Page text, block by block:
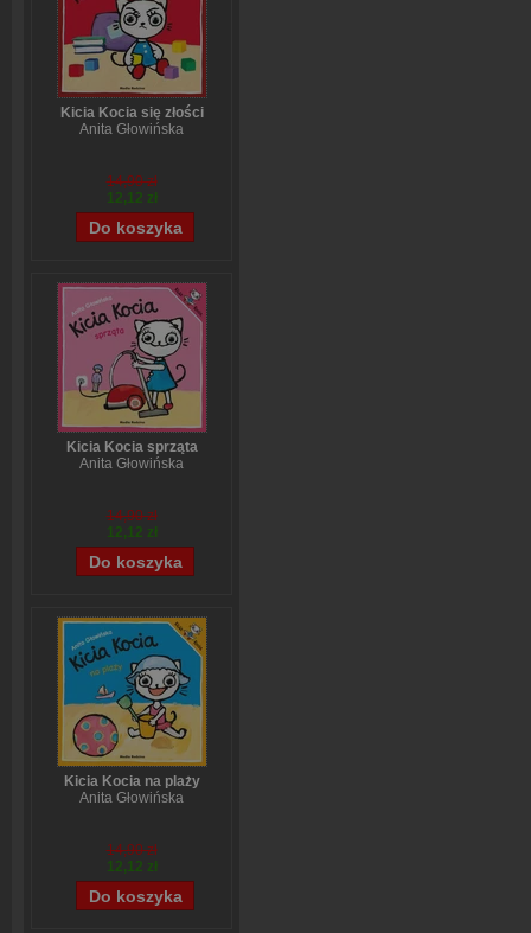
Kicia Kocia się złości
Anita Głowińska
14,90 zł
12,12 zł
Kicia Kocia sprząta
Anita Głowińska
14,90 zł
12,12 zł
Kicia Kocia na plaży
Anita Głowińska
14,90 zł
12,12 zł